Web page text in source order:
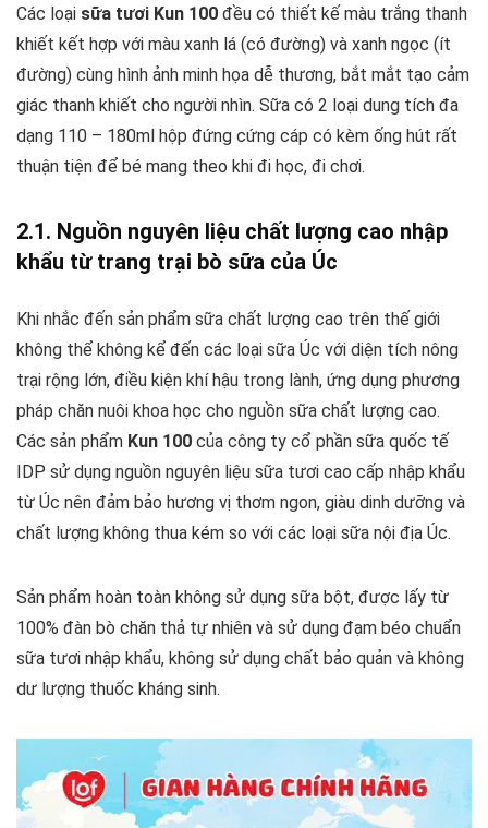
Các loại sữa tươi Kun 100 đều có thiết kế màu trắng thanh
khiết kết hợp với màu xanh lá (có đường) và xanh ngọc (ít
đường) cùng hình ảnh minh họa dễ thương, bắt mắt tạo cảm
giác thanh khiết cho người nhìn. Sữa có 2 loại dung tích đa
dạng 110 – 180ml hộp đứng cứng cáp có kèm ống hút rất
thuận tiện để bé mang theo khi đi học, đi chơi.
2.1. Nguồn nguyên liệu chất lượng cao nhập
khẩu từ trang trại bò sữa của Úc
Khi nhắc đến sản phẩm sữa chất lượng cao trên thế giới
không thể không kể đến các loại sữa Úc với diện tích nông
trại rộng lớn, điều kiện khí hậu trong lành, ứng dụng phương
pháp chăn nuôi khoa học cho nguồn sữa chất lượng cao.
Các sản phẩm Kun 100 của công ty cổ phần sữa quốc tế
IDP sử dụng nguồn nguyên liệu sữa tươi cao cấp nhập khẩu
từ Úc nên đảm bảo hương vị thơm ngon, giàu dinh dưỡng và
chất lượng không thua kém so với các loại sữa nội địa Úc.
Sản phẩm hoàn toàn không sử dụng sữa bột, được lấy từ
100% đàn bò chăn thả tự nhiên và sử dụng đạm béo chuẩn
sữa tươi nhập khẩu, không sử dụng chất bảo quản và không
dư lượng thuốc kháng sinh.